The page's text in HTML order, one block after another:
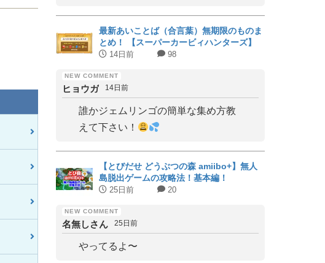
最新あいことば（合言葉）無期限のものま
とめ！ 【スーパーカービィハンターズ】
14日前 98
ヒョウガ 14日前
誰かジェムリンゴの簡単な集め方教
えて下さい！
【とびだせ どうぶつの森 amiibo+】無人
島脱出ゲームの攻略法！基本編！
25日前 20
名無しさん 25日前
やってるよ〜